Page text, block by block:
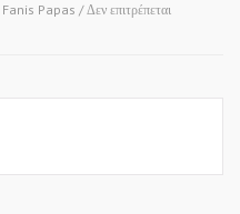
Fanis Papas /Δεν επιτρέπεται